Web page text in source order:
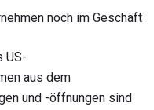
noch im Geschäft
US-
aus dem
und -öffnungen sind